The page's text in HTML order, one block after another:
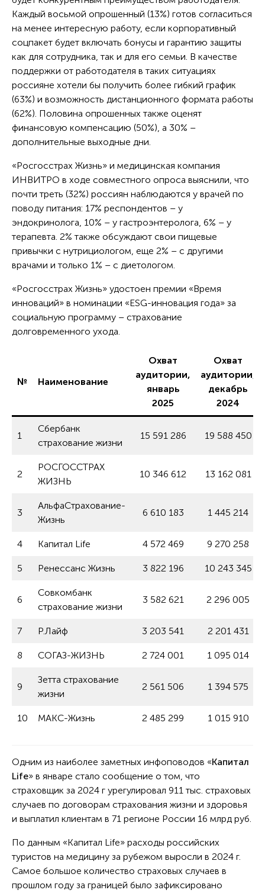
Каждый восьмой опрошенный (13%) готов согласиться
на менее интересную работу, если корпоративный
соцпакет будет включать бонусы и гарантию защиты
как для сотрудника, так и для его семьи. В качестве
поддержки от работодателя в таких ситуациях
россияне хотели бы получить более гибкий график
(63%) и возможность дистанционного формата работы
(62%). Половина опрошенных также оценят
финансовую компенсацию (50%), а 30% –
дополнительные выходные дни.
«Росгосстрах Жизнь» и медицинская компания
ИНВИТРО в ходе совместного опроса выяснили, что
почти треть (32%) россиян наблюдаются у врачей по
поводу питания: 17% респондентов – у
эндокринолога, 10% – у гастроэнтеролога, 6% – у
терапевта. 2% также обсуждают свои пищевые
привычки с нутрициологом, еще 2% – с другими
врачами и только 1% – с диетологом.
«Росгосстрах Жизнь» удостоен премии «Время
инноваций» в номинации «ESG-инновация года» за
социальную программу – страхование
долговременного ухода.
№ Наименование
Охват
аудитории,
январь
2025
Охват
аудитории,
декабрь
2024
1
Сбербанк
страхование жизни
15 591 286 19 588 450
2
РОСГОССТРАХ
ЖИЗНЬ
10 346 612 13 162 081
3
АльфаСтрахование-
Жизнь
6 610 183 1 445 214
4 Капитал Life 4 572 469 9 270 258
5 Ренессанс Жизнь 3 822 196 10 243 345
6
Совкомбанк
страхование жизни
3 582 621 2 296 005
7 Р.Лайф 3 203 541 2 201 431
8 СОГАЗ-ЖИЗНЬ 2 724 001 1 095 014
9
Зетта страхование
жизни
2 561 506 1 394 575
10 МАКС-Жизнь 2 485 299 1 015 910
Одним из наиболее заметных инфоповодов «Капитал
Life» в январе стало сообщение о том, что
страховщик за 2024 г урегулировал 911 тыс. страховых
случаев по договорам страхования жизни и здоровья
и выплатил клиентам в 71 регионе России 16 млрд руб.
По данным «Капитал Life» расходы российских
туристов на медицину за рубежом выросли в 2024 г.
Самое большое количество страховых случаев в
прошлом году за границей было зафиксировано